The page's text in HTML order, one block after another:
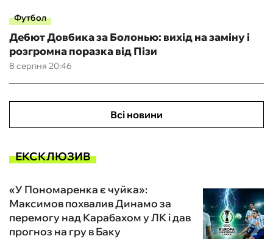
Футбол
8 серпня 20:46
Дебют Довбика за Болонью: вихід на заміну і
розгромна поразка від Пізи
Всі новини
ЕКСКЛЮЗИВ
«У Пономаренка є чуйка»:
Максимов похвалив Динамо за
перемогу над Карабахом у ЛК і дав
прогноз на гру в Баку